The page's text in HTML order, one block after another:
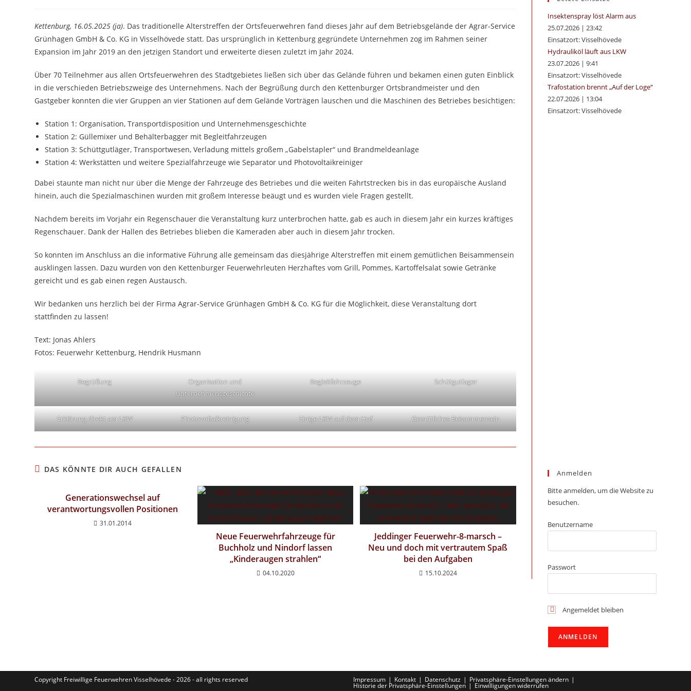
Kettenburg, 16.05.2025 (ja). Das traditionelle Alterstreffen der Ortsfeuerwehren fand dieses Jahr auf dem Betriebsgelände der Agrar-Service
Grünhagen GmbH & Co. KG in Visselhövede statt. Das ursprünglich in Kettenburg gegründete Unternehmen zog im Rahmen seiner
Expansion im Jahr 2019 an den jetzigen Standort und erweiterte diesen zuletzt im Jahr 2024.
Über 70 Teilnehmer aus allen Ortsfeuerwehren des Stadtgebietes ließen sich über das Gelände führen und bekamen einen guten Einblick
in die verschieden Betriebszweige des Unternehmens. Nach der Begrüßung durch den Kettenburger Ortsbrandmeister und den
Gastgeber konnten die vier Gruppen an vier Stationen auf dem Gelände Vorträgen lauschen und die Maschinen des Betriebes besichtigen:
Station 1: Organisation, Transportdisposition und Unternehmensgeschichte
Station 2: Güllemixer und Behälterbagger mit Begleitfahrzeugen
Station 3: Schüttgutläger, Transportwesen, Verladung mittels großem „Gabelstapler“ und Brandmeldeanlage
Station 4: Werkstätten und weitere Spezialfahrzeuge wie Separator und Photovoltaikreiniger
Dabei staunte man nicht nur über die Menge der Fahrzeuge des Betriebes und die weiten Fahrtstrecken bis in das europäische Ausland
hinein, auch die Spezialmaschinen wurden mit großem Interesse beäugt und es wurden viele Fragen gestellt.
Nachdem bereits im Vorjahr ein Regenschauer die Veranstaltung kurz unterbrochen hatte, gab es auch in diesem Jahr ein kurzes kräftiges
Regenschauer. Dank der Hallen des Betriebes blieben die Kameraden aber auch in diesem Jahr trocken.
So konnten im Anschluss an die informative Führung alle gemeinsam das diesjährige Alterstreffen mit einem gemütlichen Beisammensein
ausklingen lassen. Dazu wurden von den Kettenburger Feuerwehrleuten Herzhaftes vom Grill, Pommes, Kartoffelsalat sowie Getränke
gereicht und es gab einen regen Austausch.
Wir bedanken uns herzlich bei der Firma Agrar-Service Grünhagen GmbH & Co. KG für die Möglichkeit, diese Veranstaltung dort
stattfinden zu lassen!
Text: Jonas Ahlers
Fotos: Feuerwehr Kettenburg, Hendrik Husmann
Begrüßung
Organisation und
Unternehmensgeschichte
Begleitfahrzeuge Schütgutlager
Erklärung direkt am LKW Photovoltaikreinigung Einige LKW auf dem Hof Gemütliches Beisammensein
DAS KÖNNTE DIR AUCH GEFALLEN
Generationswechsel auf
verantwortungsvollen Positionen
31.01.2014
Neue Feuerwehrfahrzeuge für
Buchholz und Nindorf lassen
„Kinderaugen strahlen“
04.10.2020
Jeddinger Feuerwehr-8-marsch –
Neu und doch mit vertrautem Spaß
bei den Aufgaben
15.10.2024
Insektenspray löst Alarm aus
25.07.2026| 23:42
Einsatzort: Visselhövede
Hydrauliköl läuft aus LKW
23.07.2026| 9:41
Einsatzort: Visselhövede
Trafostation brennt „Auf der Loge“
22.07.2026| 13:04
Einsatzort: Visselhövede
Anmelden
Bitte anmelden, um die Website zu
besuchen.
Benutzername
Passwort
Angemeldet bleiben
Impressum Kontakt Datenschutz Privatsphäre-Einstellungen ändern
Historie der Privatsphäre-Einstellungen Einwilligungen widerrufen
Copyright Freiwillige Feuerwehren Visselhövede - 2026 - all rights reserved